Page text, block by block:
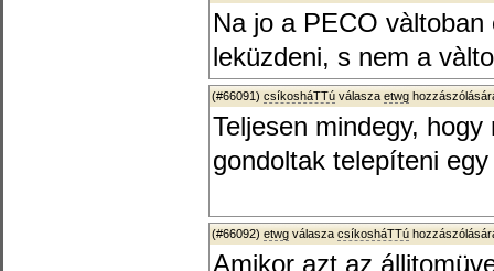
Na jo a PECO
leküzdeni, s nem a
(#66091) csíkosháTTú válasza etwg
Teljesen mindegy,
gondoltak telepíteni
(#66092) etwg válasza csíkosháTTú
Amikor azt az